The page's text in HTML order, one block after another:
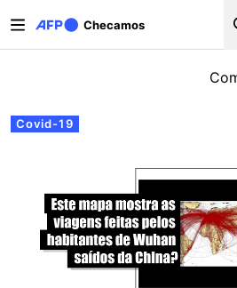
Checamos
Abas primárias
Covid-19